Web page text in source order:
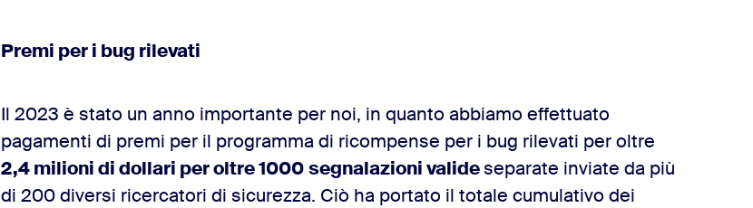
Premi per i bug rilevati
Il 2023 è stato un anno importante per noi, in quanto abbiamo effettuato
pagamenti di premi per il programma di ricompense per i bug rilevati per oltre
2,4 milioni di dollari per oltre 1000 segnalazioni valideseparate inviate da più
di 200 diversi ricercatori di sicurezza. Ciò ha portato il totale cumulativo dei